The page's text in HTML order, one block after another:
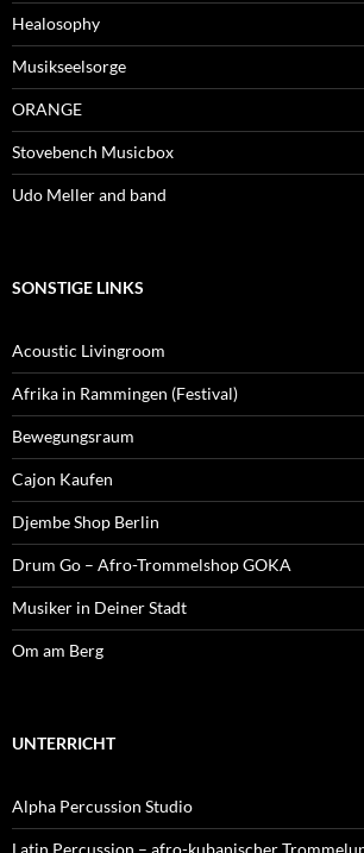
Healosophy
Musikseelsorge
ORANGE
Stovebench Musicbox
Udo Meller and band
SONSTIGE LINKS
Acoustic Livingroom
Afrika in Rammingen (Festival)
Bewegungsraum
Cajon Kaufen
Djembe Shop Berlin
Drum Go – Afro-Trommelshop GOKA
Musiker in Deiner Stadt
Om am Berg
UNTERRICHT
Alpha Percussion Studio
Latin Percussion – afro-kubanischer